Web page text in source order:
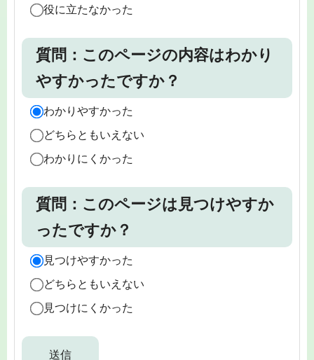
役に立たなかった
質問：このページの内容はわかり
やすかったですか？
わかりやすかった
どちらともいえない
わかりにくかった
質問：このページは見つけやすか
ったですか？
見つけやすかった
どちらともいえない
見つけにくかった